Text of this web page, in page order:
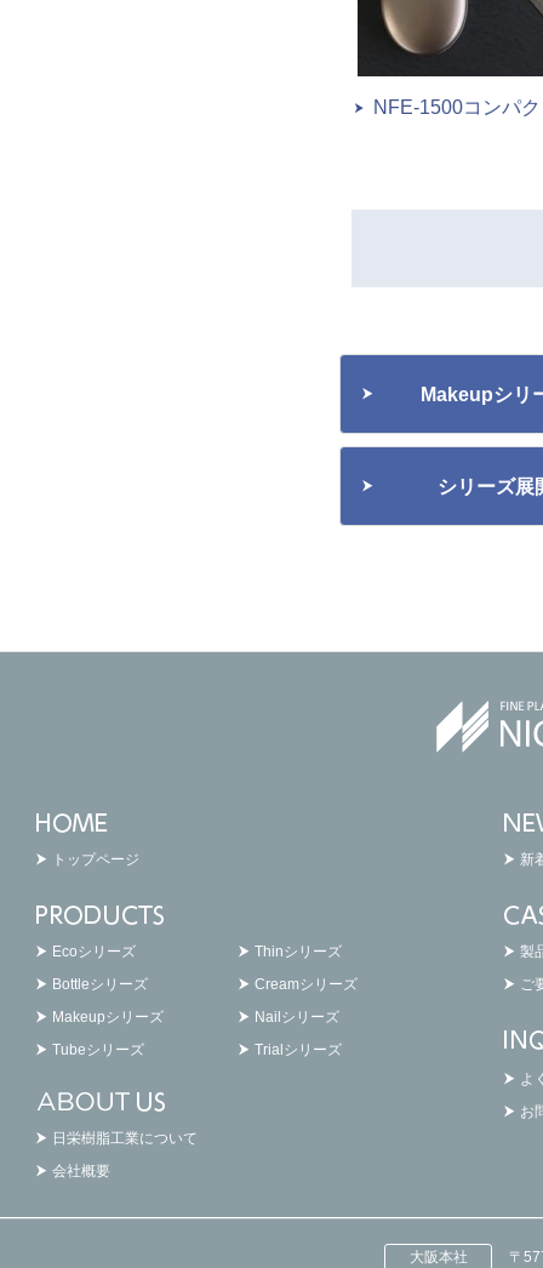
NFE‐1500コンパ
Makeupシリ
シリーズ展
トップページ
Ecoシリーズ
Thinシリーズ
Bottleシリーズ
Creamシリーズ
Makeupシリーズ
Nailシリーズ
Tubeシリーズ
Trialシリーズ
日栄樹脂工業について
会社概要
新
製
ご
よ
お
大阪本社 〒